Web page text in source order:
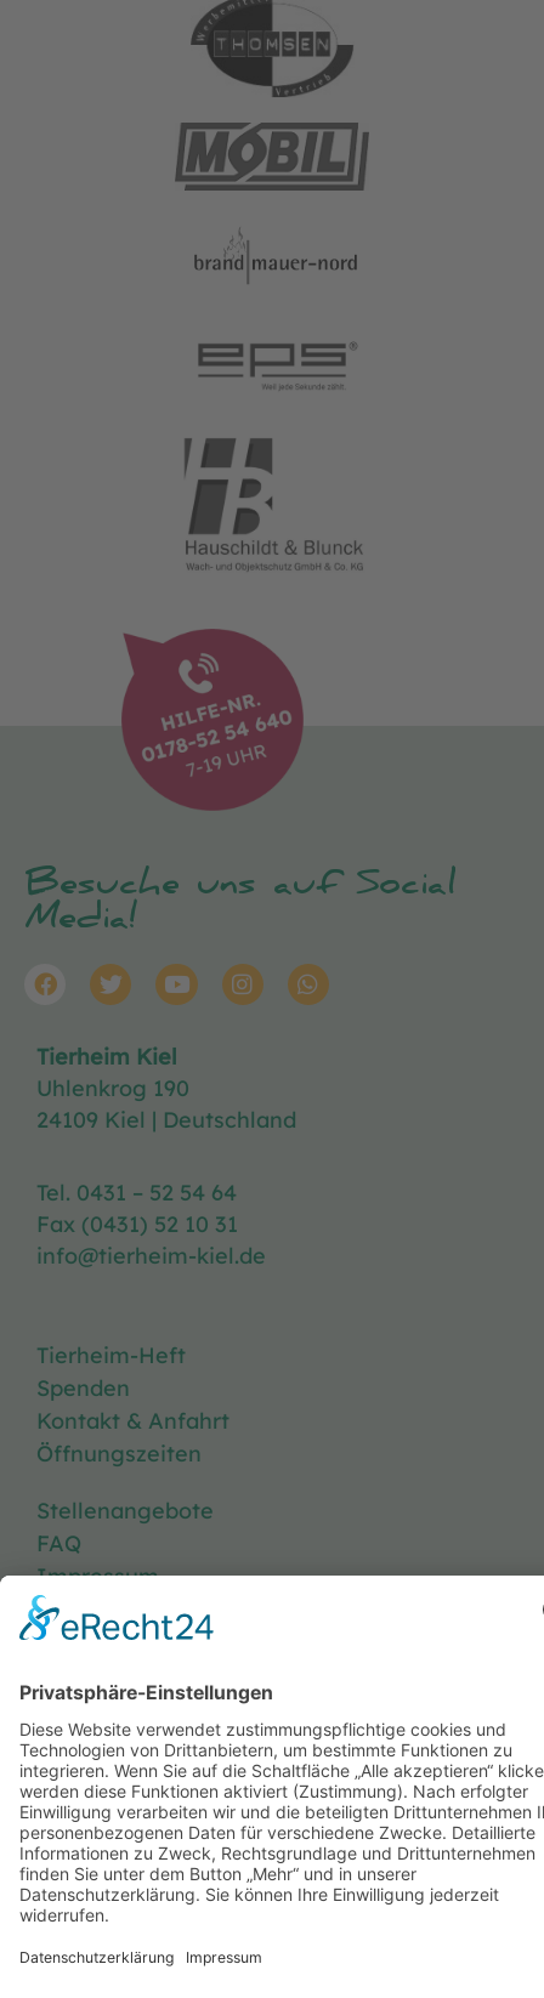
Besuche uns auf Social
Media!
Tierheim Kiel
Uhlenkrog 190
24109 Kiel | Deutschland
Tel. 0431 – 52 54 64
Fax (0431) 52 10 31
info@tierheim-kiel.de
Tierheim-Heft
Spenden
Kontakt & Anfahrt
Öffnungszeiten
Stellenangebote
FAQ
Impressum
Datenschutzerklärung